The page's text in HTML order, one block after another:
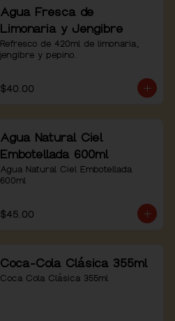
Agua Fresca de
Limonaria y Jengibre
Refresco de 420ml de limonaria,
jengibre y pepino.
$40.00
Agua Natural Ciel
Embotellada 600ml
Agua Natural Ciel Embotellada
600ml
$45.00
Coca-Cola Clásica 355ml
Coca Cola Clásica 355ml